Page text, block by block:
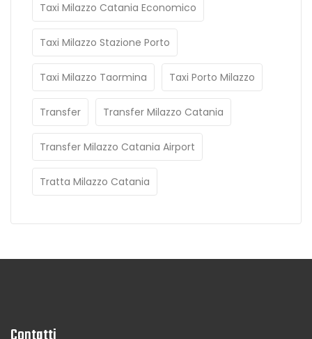
Taxi Milazzo Catania Economico
Taxi Milazzo Stazione Porto
Taxi Milazzo Taormina Taxi Porto Milazzo
Transfer Transfer Milazzo Catania
Transfer Milazzo Catania Airport
Tratta Milazzo Catania